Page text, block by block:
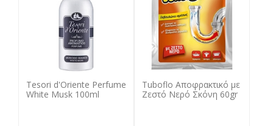
Tesori d'Oriente Perfume
White Musk 100ml
Tuboflo Αποφρακτικό με
Ζεστό Νερό Σκόνη 60gr